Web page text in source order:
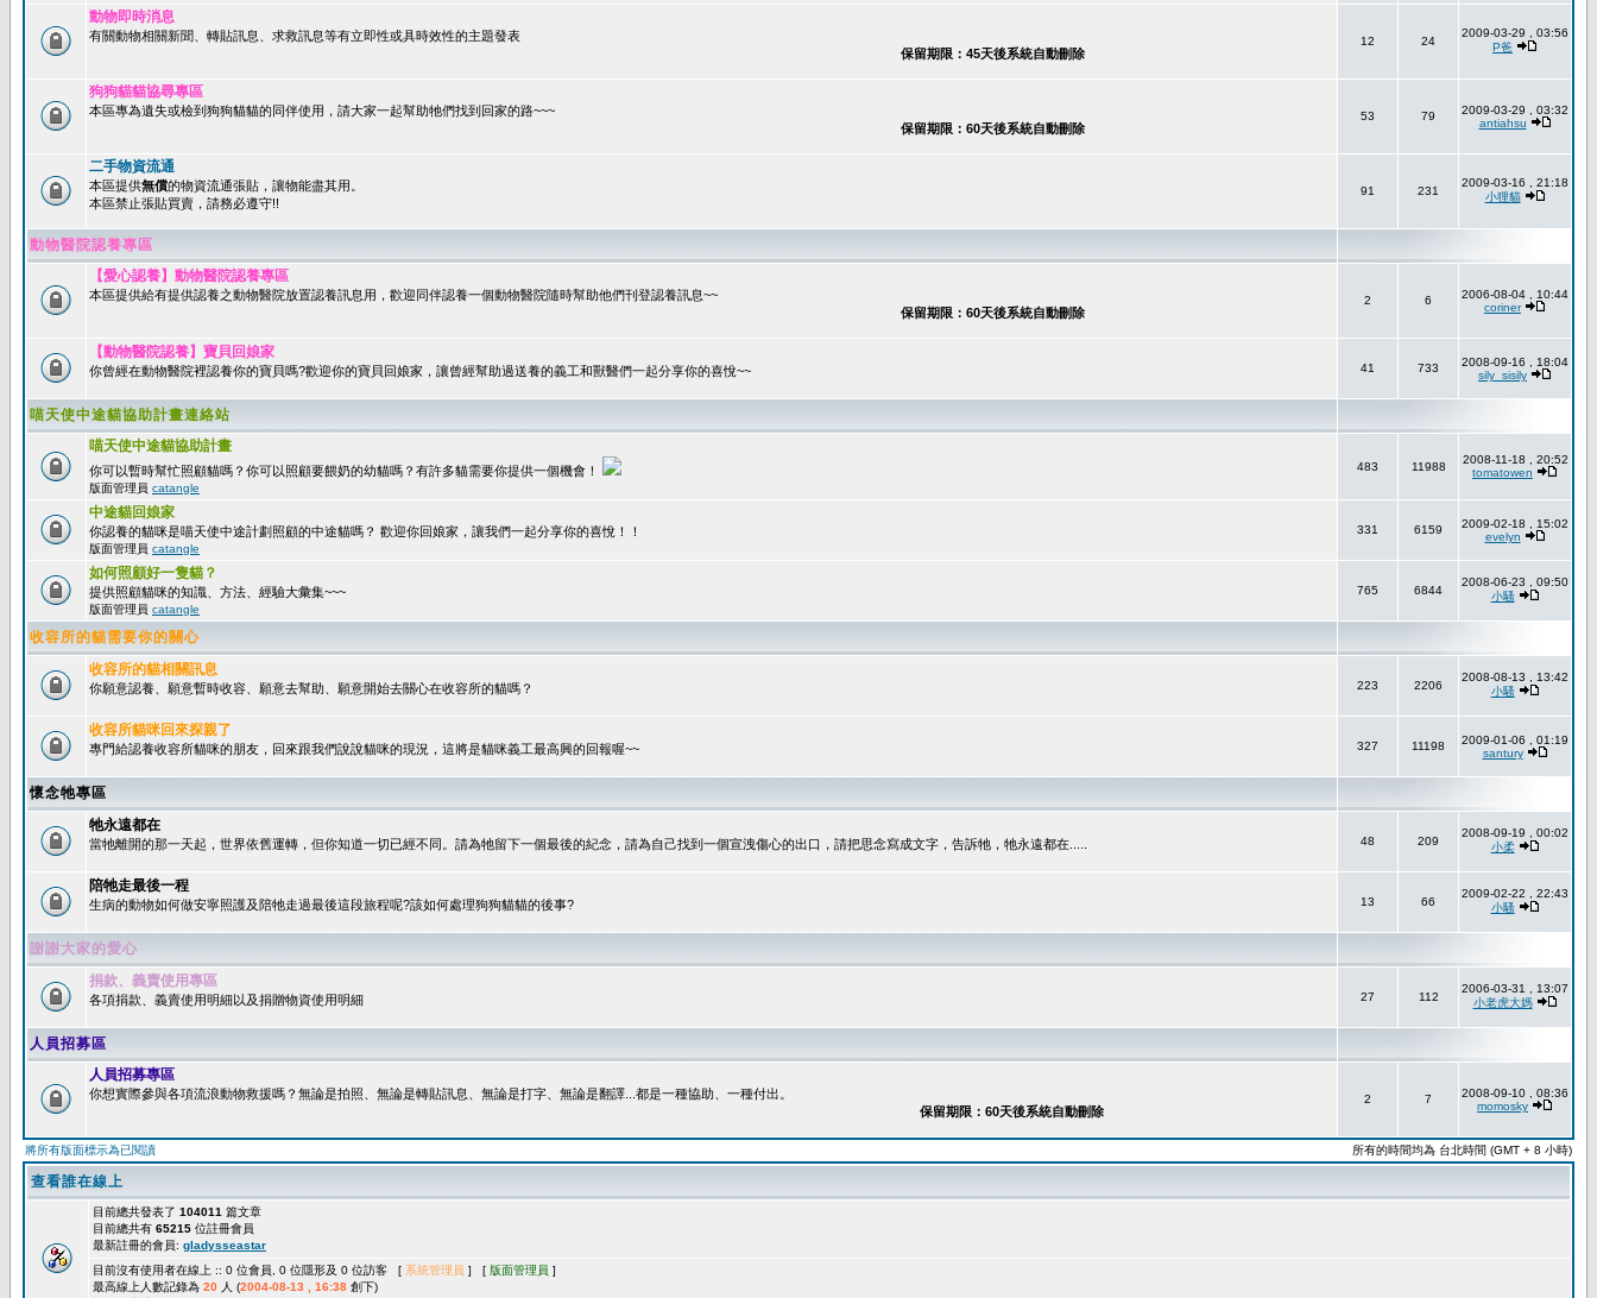
動物即時消息
有關動物相關新聞、轉貼訊息、求救訊息等有立即性或具時效性的主題發表
保留期限：45天後系統自動刪除
12 24
2009-03-29 , 03:56
P爸
狗狗貓貓協尋專區
本區專為遺失或檢到狗狗貓貓的同伴使用，請大家一起幫助牠們找到回家的路~~~
保留期限：60天後系統自動刪除
53 79
2009-03-29 , 03:32
antiahsu
二手物資流通
本區提供無償的物資流通張貼，讓物能盡其用。
本區禁止張貼買賣，請務必遵守!!
91 231
2009-03-16 , 21:18
小狸貓
動物醫院認養專區
【愛心認養】動物醫院認養專區
本區提供給有提供認養之動物醫院放置認養訊息用，歡迎同伴認養一個動物醫院隨時幫助他們刊登認養訊息~~
保留期限：60天後系統自動刪除
2 6
2006-08-04 , 10:44
coriner
【動物醫院認養】寶貝回娘家
你曾經在動物醫院裡認養你的寶貝嗎?歡迎你的寶貝回娘家，讓曾經幫助過送養的義工和獸醫們一起分享你的喜悅~~ 41 733
2008-09-16 , 18:04
sily_sisily
喵天使中途貓協助計畫連絡站
喵天使中途貓協助計畫
你可以暫時幫忙照顧貓嗎？你可以照顧要餵奶的幼貓嗎？有許多貓需要你提供一個機會！
版面管理員 catangle
483 11988
2008-11-18 , 20:52
tomatowen
中途貓回娘家
你認養的貓咪是喵天使中途計劃照顧的中途貓嗎？ 歡迎你回娘家，讓我們一起分享你的喜悅！！
版面管理員 catangle
331 6159
2009-02-18 , 15:02
evelyn
如何照顧好一隻貓？
提供照顧貓咪的知識、方法、經驗大彙集~~~
版面管理員 catangle
765 6844
2008-06-23 , 09:50
小騷
收容所的貓需要你的關心
收容所的貓相關訊息
你願意認養、願意暫時收容、願意去幫助、願意開始去關心在收容所的貓嗎？ 223 2206
2008-08-13 , 13:42
小騷
收容所貓咪回來探親了
專門給認養收容所貓咪的朋友，回來跟我們說說貓咪的現況，這將是貓咪義工最高興的回報喔~~ 327 11198
2009-01-06 , 01:19
santury
懷念牠專區
牠永遠都在
當牠離開的那一天起，世界依舊運轉，但你知道一切已經不同。請為牠留下一個最後的紀念，請為自己找到一個宣洩傷心的出口，請把思念寫成文字，告訴牠，牠永遠都在..... 48 209
2008-09-19 , 00:02
小柔
陪牠走最後一程
生病的動物如何做安寧照護及陪牠走過最後這段旅程呢?該如何處理狗狗貓貓的後事? 13 66
2009-02-22 , 22:43
小騷
謝謝大家的愛心
捐款、義賣使用專區
各項捐款、義賣使用明細以及捐贈物資使用明細 27 112
2006-03-31 , 13:07
小老虎大媽
人員招募區
人員招募專區
你想實際參與各項流浪動物救援嗎？無論是拍照、無論是轉貼訊息、無論是打字、無論是翻譯...都是一種協助、一種付出。
保留期限：60天後系統自動刪除
2 7
2008-09-10 , 08:36
momosky
將所有版面標示為已閱讀 所有的時間均為 台北時間 (GMT + 8 小時)
查看誰在線上
目前總共發表了 104011 篇文章
目前總共有 65215 位註冊會員
最新註冊的會員: gladysseastar
目前沒有使用者在線上 :: 0 位會員, 0 位隱形及 0 位訪客 [ 系統管理員 ] [ 版面管理員 ]
最高線上人數記錄為 20 人 (2004-08-13 , 16:38 創下)